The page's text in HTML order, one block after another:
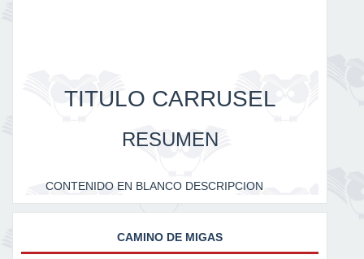
TITULO CARRUSEL
RESUMEN
CONTENIDO EN BLANCO DESCRIPCION
CAMINO DE MIGAS